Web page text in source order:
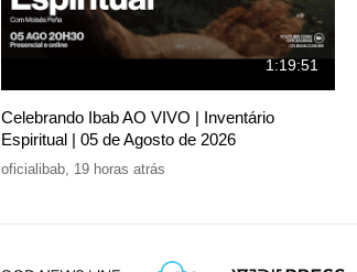
1:19:51
Celebrando Ibab AO VIVO | Inventário
Espiritual | 05 de Agosto de 2026
oficialibab, 19 horas atrás